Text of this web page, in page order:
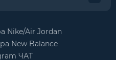
Nike/Air Jordan
New Balance
ЧАТ